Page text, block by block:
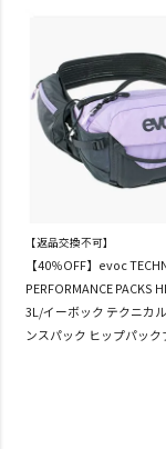
【返品交換不可】
【40％OFF】evoc
PERFORMANCE PACKS
3L/イーボック テクニカ
ンスパック ヒップパック